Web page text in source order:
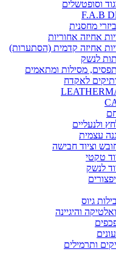
וסופטשלים
F.A.B
מחסנית
אחיזה אחוריות
אחיזה קדמית (הסתערות)
לנשק
מסילות ומתאמים
לאקדח
ולנעליים
עצמית
וציוד חבישה
טקטי
לנשק
גיוס
והיגיינה
ותרמילים